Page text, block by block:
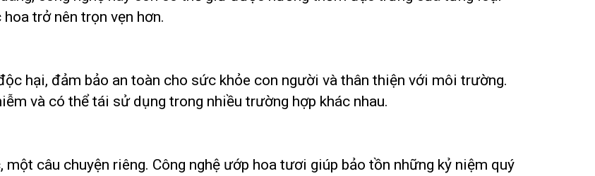
trở nên trọn vẹn hơn.
hại, đảm bảo an toàn cho sức khỏe con người và thân thiện với môi trường.
và có thể tái sử dụng trong nhiều trường hợp khác nhau.
câu chuyện riêng. Công nghệ ướp hoa tươi giúp bảo tồn những kỷ niệm quý